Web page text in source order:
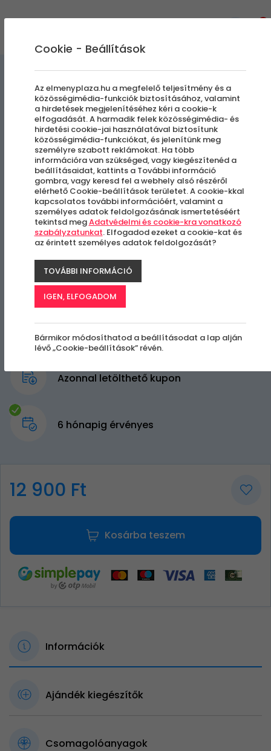
Akril élményfestés cicákkal
Budapest, V. kerület
Azonnal letölthető kupon
6 hónapig érvényes
12 900 Ft
Kosárba teszem
Információk
Ajándék kiegészítők
Csomagolóanyagok
Cookie - Beállítások
Az elmenyplaza.hu a megfelelő teljesítmény és a
közösségimédia-funkciók biztosításához, valamint
a hirdetések megjelenítéséhez kéri a cookie-k
elfogadását. A harmadik felek közösségimédia- és
hirdetési cookie-jai használatával biztosítunk
közösségimédia-funkciókat, és jelenítünk meg
személyre szabott reklámokat. Ha több
információra van szükséged, vagy kiegészítenéd a
beállításaidat, kattints a További információ
gombra, vagy keresd fel a webhely alsó részéről
elérhető Cookie-beállítások területet. A cookie-kkal
kapcsolatos további információért, valamint a
személyes adatok feldolgozásának ismertetéséért
tekintsd megAdatvédelmi és cookie-kra vonatkozó
szabályzatunkat. Elfogadod ezeket a cookie-kat és
az érintett személyes adatok feldolgozását?
TOVÁBBI INFORMÁCIÓ
IGEN, ELFOGADOM
Bármikor módosíthatod a beállításodat a lap alján
lévő „Cookie-beállítások” révén.